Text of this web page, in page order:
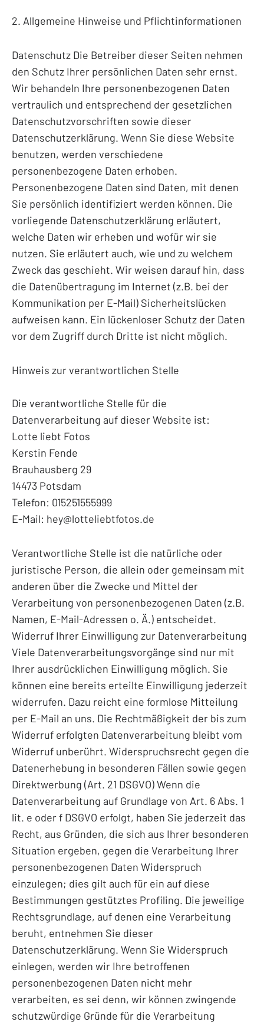
2. Allgemeine Hinweise und Pflichtinformationen
Datenschutz Die Betreiber dieser Seiten nehmen
den Schutz Ihrer persönlichen Daten sehr ernst.
Wir behandeln Ihre personenbezogenen Daten
vertraulich und entsprechend der gesetzlichen
Datenschutzvorschriften sowie dieser
Datenschutzerklärung. Wenn Sie diese Website
benutzen, werden verschiedene
personenbezogene Daten erhoben.
Personenbezogene Daten sind Daten, mit denen
Sie persönlich identifiziert werden können. Die
vorliegende Datenschutzerklärung erläutert,
welche Daten wir erheben und wofür wir sie
nutzen. Sie erläutert auch, wie und zu welchem
Zweck das geschieht. Wir weisen darauf hin, dass
die Datenübertragung im Internet (z.B. bei der
Kommunikation per E-Mail) Sicherheitslücken
aufweisen kann. Ein lückenloser Schutz der Daten
vor dem Zugriff durch Dritte ist nicht möglich.
Hinweis zur verantwortlichen Stelle
Die verantwortliche Stelle für die
Datenverarbeitung auf dieser Website ist:
Lotte liebt Fotos
Kerstin Fende
Brauhausberg 29
14473 Potsdam
Telefon: 015251555999
E-Mail: hey@lotteliebtfotos.de
Verantwortliche Stelle ist die natürliche oder
juristische Person, die allein oder gemeinsam mit
anderen über die Zwecke und Mittel der
Verarbeitung von personenbezogenen Daten (z.B.
Namen, E-Mail-Adressen o. Ä.) entscheidet.
Widerruf Ihrer Einwilligung zur Datenverarbeitung
Viele Datenverarbeitungsvorgänge sind nur mit
Ihrer ausdrücklichen Einwilligung möglich. Sie
können eine bereits erteilte Einwilligung jederzeit
widerrufen. Dazu reicht eine formlose Mitteilung
per E-Mail an uns. Die Rechtmäßigkeit der bis zum
Widerruf erfolgten Datenverarbeitung bleibt vom
Widerruf unberührt. Widerspruchsrecht gegen die
Datenerhebung in besonderen Fällen sowie gegen
Direktwerbung (Art. 21 DSGVO) Wenn die
Datenverarbeitung auf Grundlage von Art. 6 Abs. 1
lit. e oder f DSGVO erfolgt, haben Sie jederzeit das
Recht, aus Gründen, die sich aus Ihrer besonderen
Situation ergeben, gegen die Verarbeitung Ihrer
personenbezogenen Daten Widerspruch
einzulegen; dies gilt auch für ein auf diese
Bestimmungen gestütztes Profiling. Die jeweilige
Rechtsgrundlage, auf denen eine Verarbeitung
beruht, entnehmen Sie dieser
Datenschutzerklärung. Wenn Sie Widerspruch
einlegen, werden wir Ihre betroffenen
personenbezogenen Daten nicht mehr
verarbeiten, es sei denn, wir können zwingende
schutzwürdige Gründe für die Verarbeitung